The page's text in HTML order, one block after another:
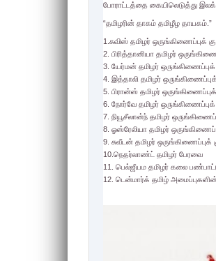
போராட்டத்தை கையிலெடுத்து
“தமிழரின் தாகம் தமிழீழ தாயகம்.”
1.சுவிஸ் தமிழர் ஒருங்கிணைப்புக்
2. பிரித்தானியா தமிழர்
3. யேர்மன் தமிழர் ஒருங்கிணைப்புக்
4. இத்தாலி தமிழர் ஒருங்கிணைப்புக்
5. பிரான்ஸ் தமிழர் ஒருங்கிணைப்புக்
6. நோர்வே தமிழர் ஒருங்கிணைப்புக்
7. நியூசீலான்ந் தமிழர்
8. ஓஸ்ரேலியா தமிழர்
9. சுவீடன் தமிழர் ஒருங்கிணைப்புக்
10.நெதர்லாண்ட் தமிழர் பேரவை
11. பெல்ஜீயம தமிழர் கலை
12. டென்மார்க் தமிழ்